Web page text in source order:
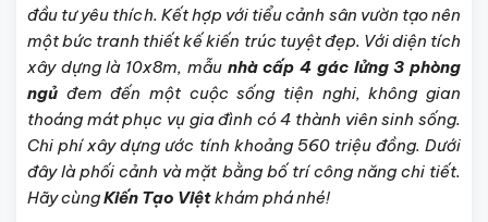
đầu tư yêu thích. Kết hợp với tiểu cảnh sân vườn tạo nên
một bức tranh thiết kế kiến trúc tuyệt đẹp. Với diện tích
xây dựng là 10x8m, mẫu nhà cấp 4 gác lửng 3 phòng
ngủ đem đến một cuộc sống tiện nghi, không gian
thoáng mát phục vụ gia đình có 4 thành viên sinh sống.
Chi phí xây dựng ước tính khoảng 560 triệu đồng. Dưới
đây là phối cảnh và mặt bằng bố trí công năng chi tiết.
Hãy cùngKiến Tạo Việtkhám phá nhé!